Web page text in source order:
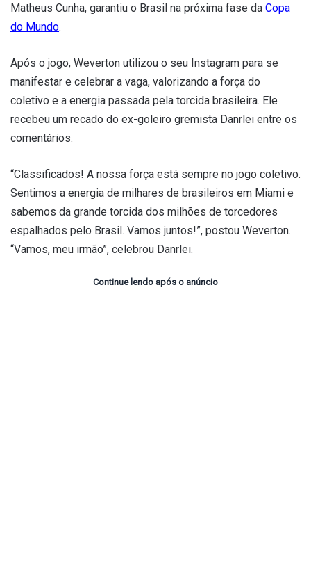
Matheus Cunha, garantiu o Brasil na próxima fase da Copa
do Mundo.
Após o jogo, Weverton utilizou o seu Instagram para se
manifestar e celebrar a vaga, valorizando a força do
coletivo e a energia passada pela torcida brasileira. Ele
recebeu um recado do ex-goleiro gremista Danrlei entre os
comentários.
“Classificados! A nossa força está sempre no jogo coletivo.
Sentimos a energia de milhares de brasileiros em Miami e
sabemos da grande torcida dos milhões de torcedores
espalhados pelo Brasil. Vamos juntos!”, postou Weverton.
“Vamos, meu irmão”, celebrou Danrlei.
Continue lendo após o anúncio